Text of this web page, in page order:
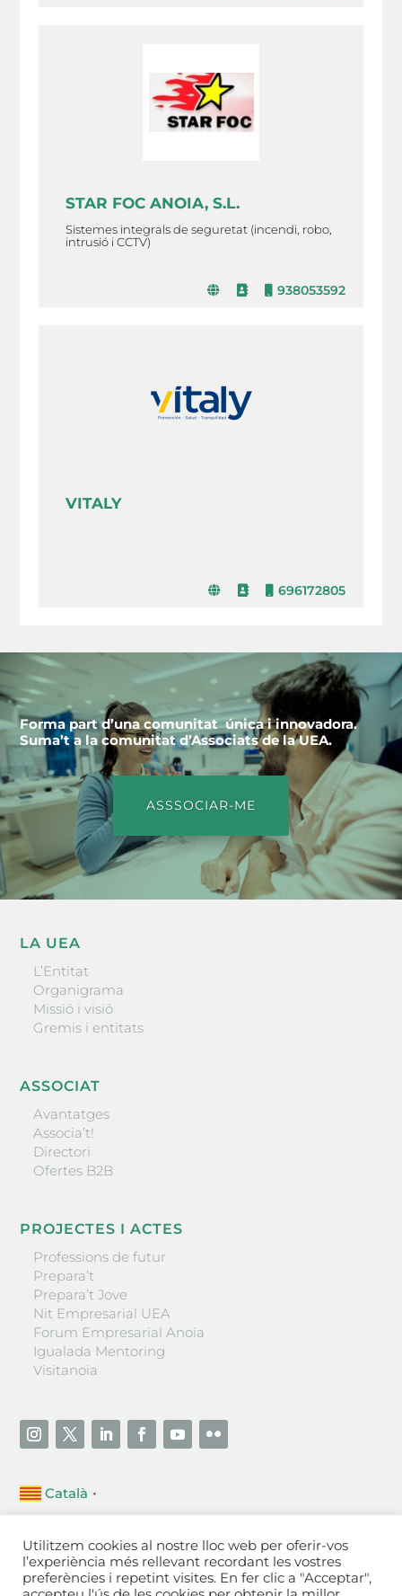
STAR FOC ANOIA, S.L.
Sistemes integrals de seguretat (incendi, robo,
intrusió i CCTV)
938053592
VITALY
696172805
Forma part d’una comunitat única i innovadora.
Suma’t a la comunitat d’Associats de la UEA.
ASSSOCIAR-ME
LA UEA
L’Entitat
Organigrama
Missió i visió
Gremis i entitats
ASSOCIAT
Avantatges
Associa’t!
Directori
Ofertes B2B
PROJECTES I ACTES
Professions de futur
Prepara’t
Prepara’t Jove
Nit Empresarial UEA
Forum Empresarial Anoia
Igualada Mentoring
Visitanoia
Català ▼
Unió Empresarial de l’Anoia (UEA)
Ctra. de Manresa, 131, 08700 – Igualada (Barcelona)
Tel 93 805 22 92
Utilitzem cookies al nostre lloc web per oferir-vos
l’experiència més rellevant recordant les vostres
preferències i repetint visites. En fer clic a "Acceptar",